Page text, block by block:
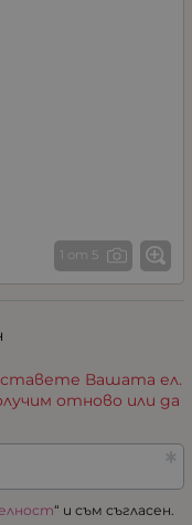
1 от 5
Вашата ел.
отново или да
“ и съм съгласен.